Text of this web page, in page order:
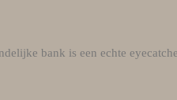
bank is een echte